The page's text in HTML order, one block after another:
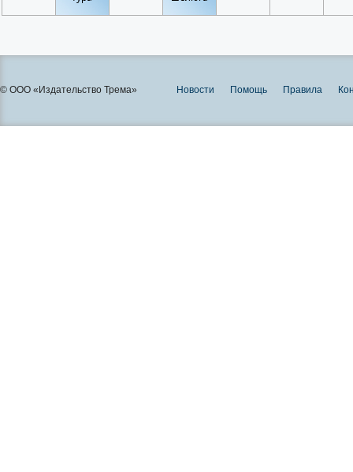
© ООО «Издательство Трема» Новости Помощь Правила